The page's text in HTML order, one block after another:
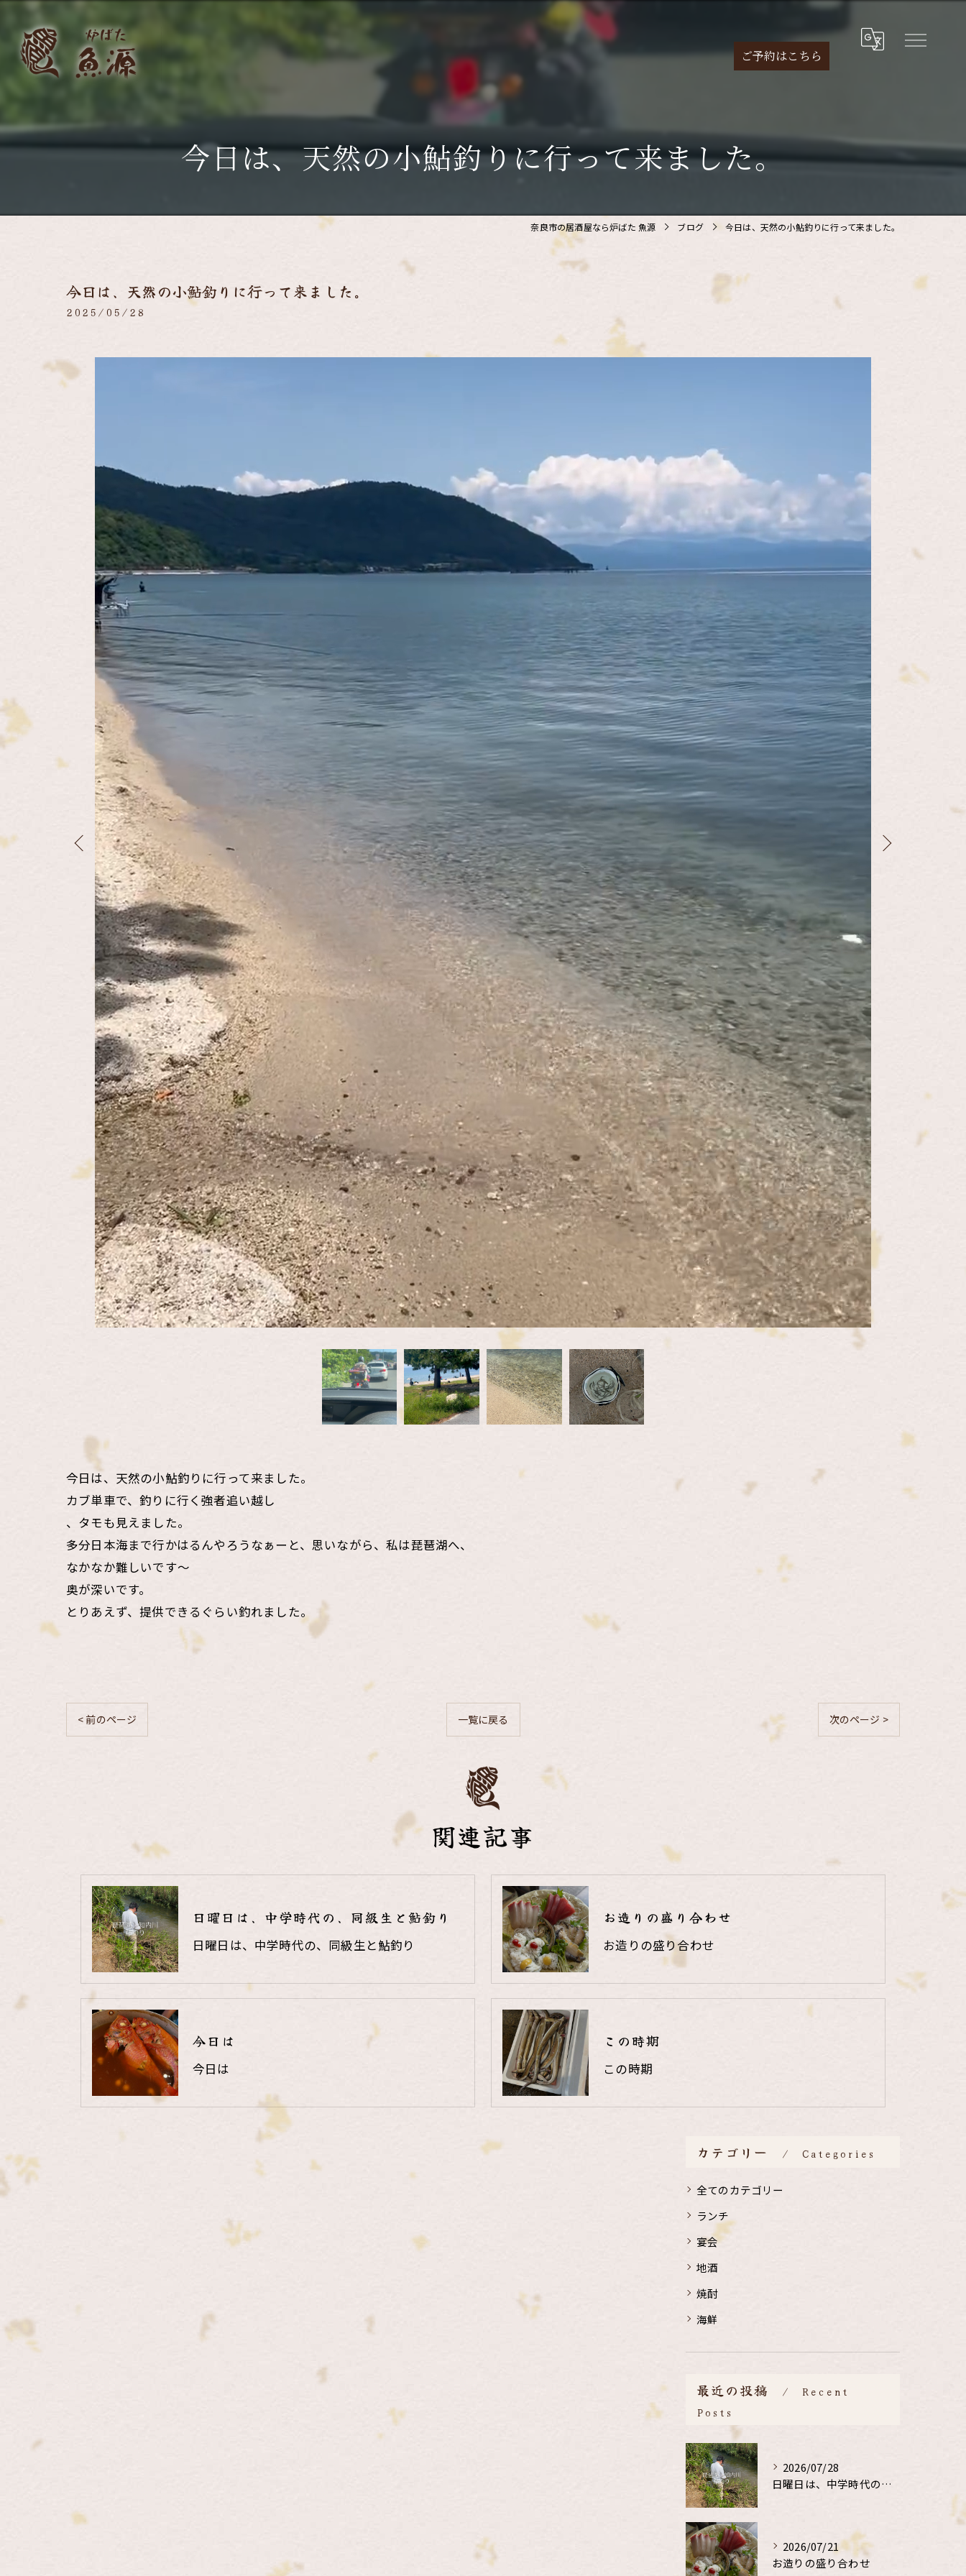
ご予約はこちら
今日は、天然の小鮎釣りに行って来ました。
奈良市の居酒屋なら炉ばた 魚源 ブログ 今日は、天然の小鮎釣りに行って来ました。
今日は、天然の小鮎釣りに行って来ました。
2025/05/28
今日は、天然の小鮎釣りに行って来ました。
カブ単車で、釣りに行く強者追い越し
、タモも見えました。
多分日本海まで行かはるんやろうなぁーと、思いながら、私は琵琶湖へ、
なかなか難しいです〜
奥が深いです。
とりあえず、提供できるぐらい釣れました。
< 前のページ 一覧に戻る 次のページ >
関連記事
日曜日は、中学時代の、同級生と鮎釣り
日曜日は、中学時代の、同級生と鮎釣り
お造りの盛り合わせ
お造りの盛り合わせ
今日は
今日は
この時期
この時期
カテゴリー Categories
全てのカテゴリー
ランチ
宴会
地酒
焼酎
海鮮
最近の投稿
Recent
Posts
2026/07/28
日曜日は、中学時代の、同級生と鮎釣り
2026/07/21
お造りの盛り合わせ